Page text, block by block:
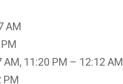
AM
AM, 11:20 PM – 12:12 AM
PM